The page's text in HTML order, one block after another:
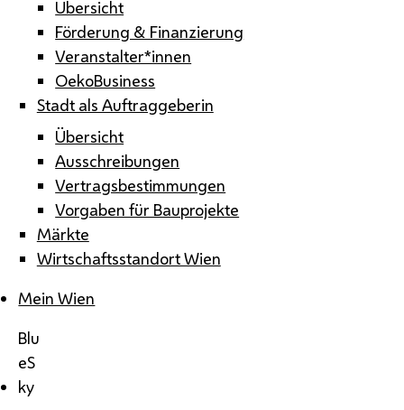
Übersicht
Förderung & Finanzierung
Veranstalter*innen
OekoBusiness
Stadt als Auftraggeberin
Übersicht
Ausschreibungen
Vertragsbestimmungen
Vorgaben für Bauprojekte
Märkte
Wirtschaftsstandort Wien
Mein Wien
Blu
eS
ky